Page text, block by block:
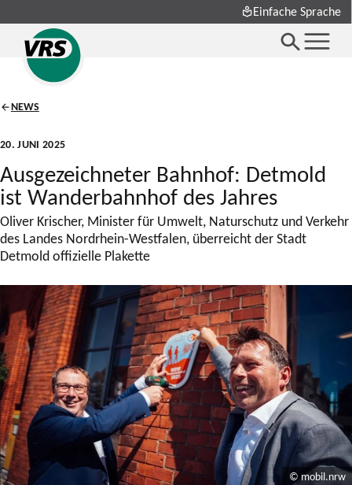
Einfache Sprache
NEWS
20. JUNI 2025
Ausgezeichneter Bahnhof: Detmold
ist Wanderbahnhof des Jahres
Oliver Krischer, Minister für Umwelt, Naturschutz und Verkehr
des Landes Nordrhein-Westfalen, überreicht der Stadt
Detmold offizielle Plakette
© mobil.nrw